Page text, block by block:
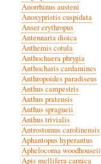
Anorrhinus austeni
Anoxypristis cuspidata
Anser erythropus
Antennaria dioica
Anthemis cotula
Anthochaera phrygia
Anthocharis cardamines
Anthropoides paradiseus
Anthus campestris
Anthus pratensis
Anthus spragueii
Anthus trivialis
Antrostomus carolinensis
Aphantopus hyperantus
Aphelocoma woodhouseii
Apis mellifera carnica